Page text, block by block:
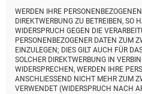
WERDEN IHRE
DIREKTWERBUNG ZU BETREIBEN, SO
WIDERSPRUCH GEGEN DIE
PERSONENBEZOGENER DATEN ZUM
EINZULEGEN; DIES GILT AUCH FÜR
SOLCHER DIREKTWERBUNG IN
WIDERSPRECHEN, WERDEN IHRE
ANSCHLIESSEND NICHT MEHR ZUM
VERWENDET (WIDERSPRUCH NACH